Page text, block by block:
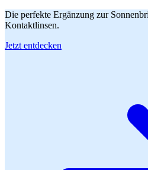
Die perfekte Ergänzung zur
Kontaktlinsen.
Jetzt entdecken